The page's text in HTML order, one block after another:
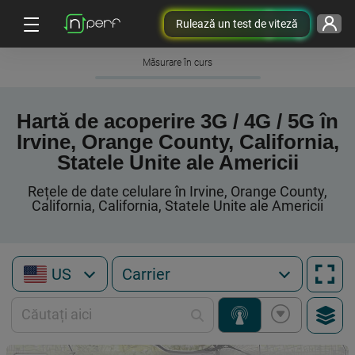
Rulează un test de viteză
Măsurare în curs
Hartă de acoperire 3G / 4G / 5G în
Irvine, Orange County, California,
Statele Unite ale Americii
Rețele de date celulare în Irvine, Orange County,
California, California, Statele Unite ale Americii
US